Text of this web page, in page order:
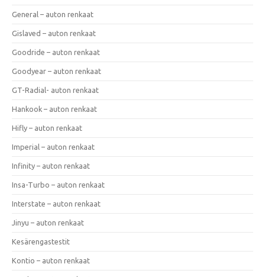
General – auton renkaat
Gislaved – auton renkaat
Goodride – auton renkaat
Goodyear – auton renkaat
GT-Radial- auton renkaat
Hankook – auton renkaat
Hifly – auton renkaat
Imperial – auton renkaat
Infinity – auton renkaat
Insa-Turbo – auton renkaat
Interstate – auton renkaat
Jinyu – auton renkaat
Kesärengastestit
Kontio – auton renkaat